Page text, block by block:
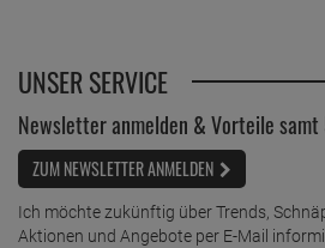
UNSER SERVICE
Newsletter anmelden & Vorteile
ZUM NEWSLETTER ANMELDEN
Ich möchte zukünftig über Trends,
Aktionen und Angebote per E-Mail